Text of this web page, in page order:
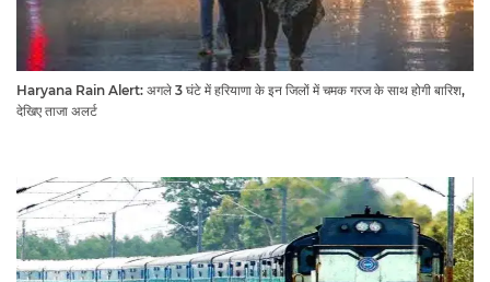
Haryana Rain Alert: अगले 3 घंटे में हरियाणा के इन जिलों में चमक गरज के साथ होगी बारिश,
देखिए ताजा अलर्ट